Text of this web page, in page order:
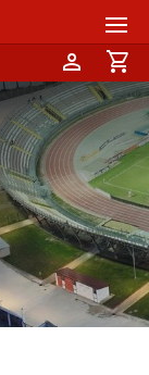
person shopping_cart